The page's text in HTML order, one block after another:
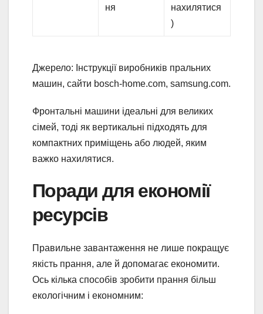
ня
нахилятися
)
Джерело: Інструкції виробників пральних
машин, сайти bosch-home.com, samsung.com.
Фронтальні машини ідеальні для великих
сімей, тоді як вертикальні підходять для
компактних приміщень або людей, яким
важко нахилятися.
Поради для економії
ресурсів
Правильне завантаження не лише покращує
якість прання, але й допомагає економити.
Ось кілька способів зробити прання більш
екологічним і економним: